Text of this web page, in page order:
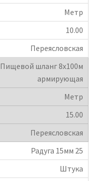
Метр
10.00
Переясловская
Пищевой шланг 8х100м
армирующая
Метр
15.00
Переясловская
Радуга 15мм 25
Штука